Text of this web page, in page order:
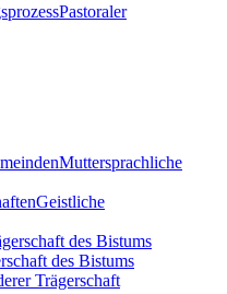
Pastoraler
Muttersprachliche
Geistliche
des Bistums